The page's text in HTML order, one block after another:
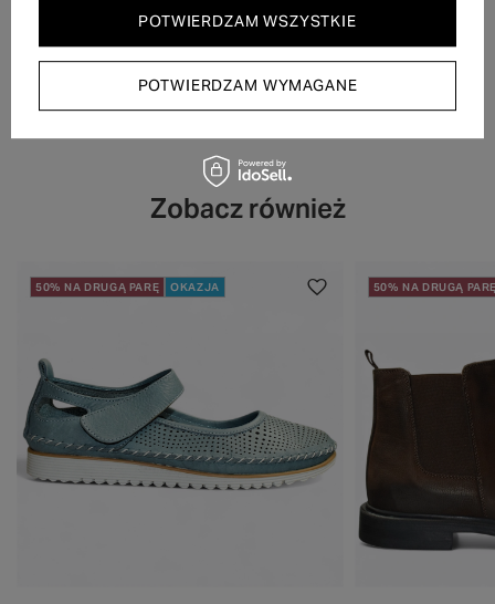
Zobacz również
50% NA DRUGĄ PARĘ OKAZJA 50% NA DRUGĄ
POTWIERDZAM WYMAGANE
POTWIERDZAM WSZYSTKIE